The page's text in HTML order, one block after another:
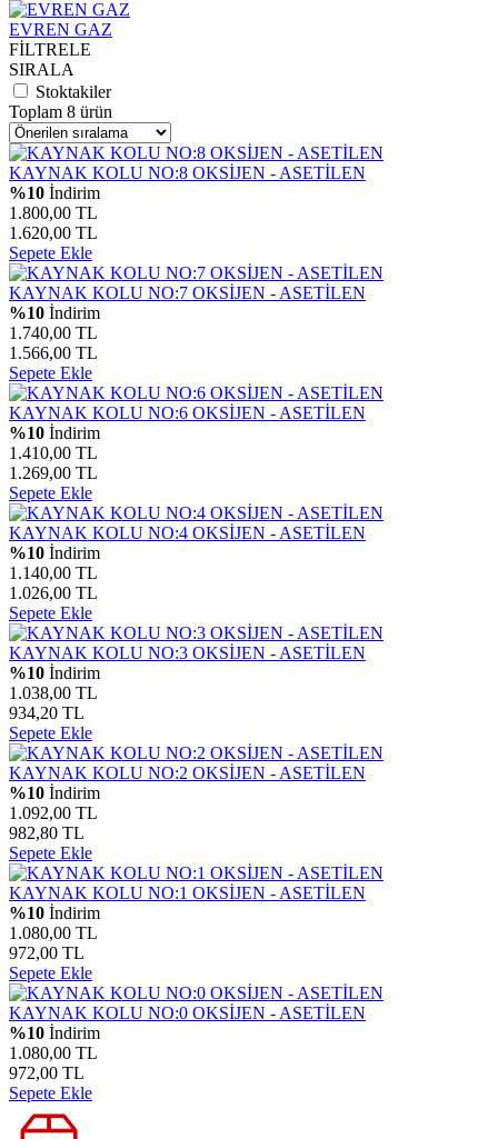
EVREN GAZ
FİLTRELE
SIRALA
Stoktakiler
Toplam 8 ürün
KAYNAK KOLU NO:8 OKSİJEN - ASETİLEN
%10 İndirim
1.800,00 TL
1.620,00 TL
Sepete Ekle
KAYNAK KOLU NO:7 OKSİJEN - ASETİLEN
%10 İndirim
1.740,00 TL
1.566,00 TL
Sepete Ekle
KAYNAK KOLU NO:6 OKSİJEN - ASETİLEN
%10 İndirim
1.410,00 TL
1.269,00 TL
Sepete Ekle
KAYNAK KOLU NO:4 OKSİJEN - ASETİLEN
%10 İndirim
1.140,00 TL
1.026,00 TL
Sepete Ekle
KAYNAK KOLU NO:3 OKSİJEN - ASETİLEN
%10 İndirim
1.038,00 TL
934,20 TL
Sepete Ekle
KAYNAK KOLU NO:2 OKSİJEN - ASETİLEN
%10 İndirim
1.092,00 TL
982,80 TL
Sepete Ekle
KAYNAK KOLU NO:1 OKSİJEN - ASETİLEN
%10 İndirim
1.080,00 TL
972,00 TL
Sepete Ekle
KAYNAK KOLU NO:0 OKSİJEN - ASETİLEN
%10 İndirim
1.080,00 TL
972,00 TL
Sepete Ekle